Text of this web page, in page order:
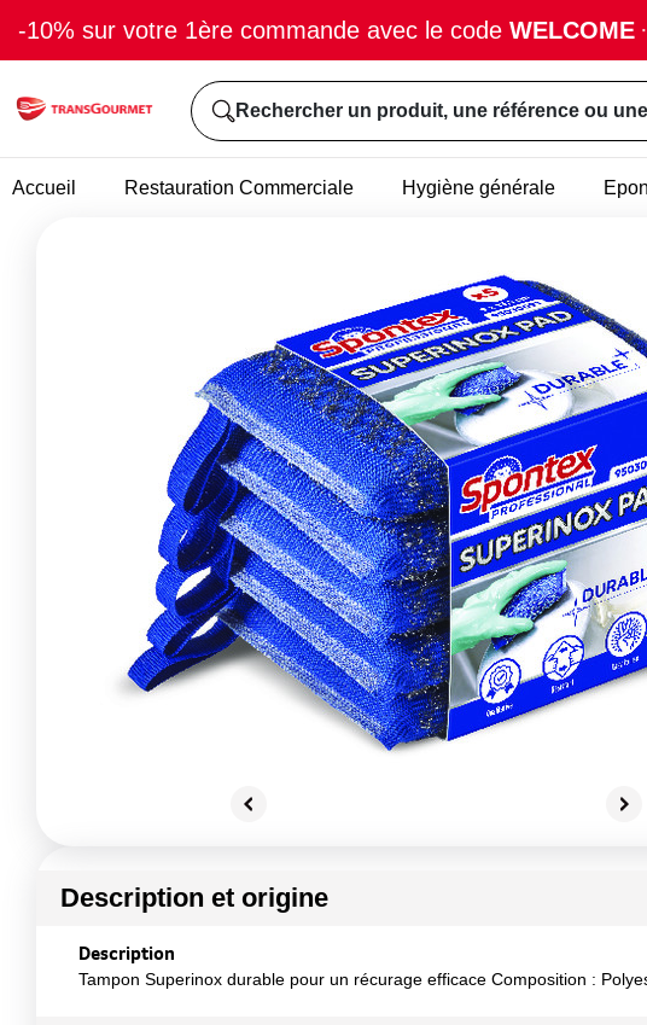
-10% sur votre 1ère commande avec le code WELCOME ·
Rechercher un produit, une référence ou
Accueil Restauration Commerciale Hygiène générale
Description et origine
Description
Tampon Superinox durable pour un récurage efficace Composition :